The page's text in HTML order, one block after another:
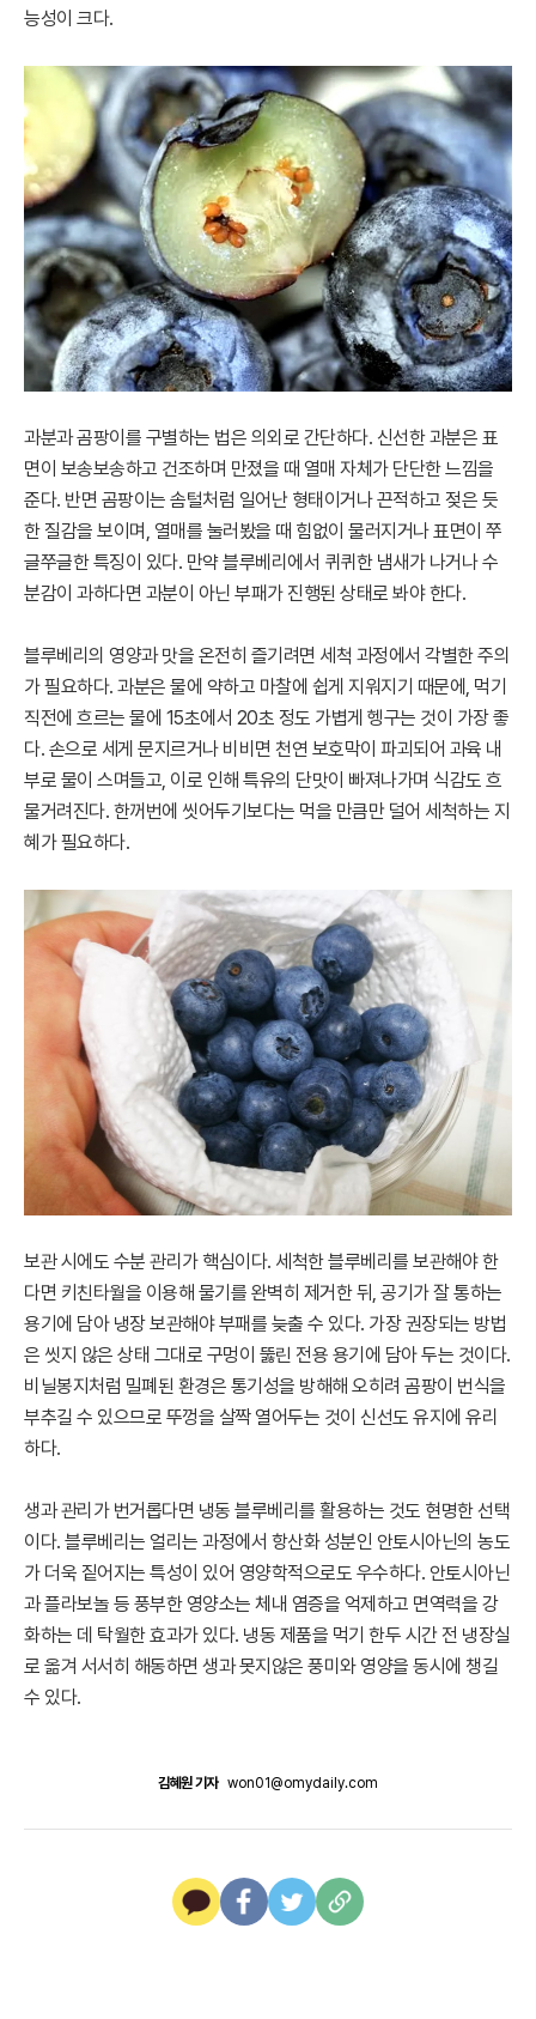
능성이 크다.
과분과 곰팡이를 구별하는 법은 의외로 간단하다. 신선한 과분은 표
면이 보송보송하고 건조하며 만졌을 때 열매 자체가 단단한 느낌을
준다. 반면 곰팡이는 솜털처럼 일어난 형태이거나 끈적하고 젖은 듯
한 질감을 보이며, 열매를 눌러봤을 때 힘없이 물러지거나 표면이 쭈
글쭈글한 특징이 있다. 만약 블루베리에서 퀴퀴한 냄새가 나거나 수
분감이 과하다면 과분이 아닌 부패가 진행된 상태로 봐야 한다.
블루베리의 영양과 맛을 온전히 즐기려면 세척 과정에서 각별한 주의
가 필요하다. 과분은 물에 약하고 마찰에 쉽게 지워지기 때문에, 먹기
직전에 흐르는 물에 15초에서 20초 정도 가볍게 헹구는 것이 가장 좋
다. 손으로 세게 문지르거나 비비면 천연 보호막이 파괴되어 과육 내
부로 물이 스며들고, 이로 인해 특유의 단맛이 빠져나가며 식감도 흐
물거려진다. 한꺼번에 씻어두기보다는 먹을 만큼만 덜어 세척하는 지
혜가 필요하다.
보관 시에도 수분 관리가 핵심이다. 세척한 블루베리를 보관해야 한
다면 키친타월을 이용해 물기를 완벽히 제거한 뒤, 공기가 잘 통하는
용기에 담아 냉장 보관해야 부패를 늦출 수 있다. 가장 권장되는 방법
은 씻지 않은 상태 그대로 구멍이 뚫린 전용 용기에 담아 두는 것이다.
비닐봉지처럼 밀폐된 환경은 통기성을 방해해 오히려 곰팡이 번식을
부추길 수 있으므로 뚜껑을 살짝 열어두는 것이 신선도 유지에 유리
하다.
생과 관리가 번거롭다면 냉동 블루베리를 활용하는 것도 현명한 선택
이다. 블루베리는 얼리는 과정에서 항산화 성분인 안토시아닌의 농도
가 더욱 짙어지는 특성이 있어 영양학적으로도 우수하다. 안토시아닌
과 플라보놀 등 풍부한 영양소는 체내 염증을 억제하고 면역력을 강
화하는 데 탁월한 효과가 있다. 냉동 제품을 먹기 한두 시간 전 냉장실
로 옮겨 서서히 해동하면 생과 못지않은 풍미와 영양을 동시에 챙길
수 있다.
김혜원 기자 won01@omydaily.com